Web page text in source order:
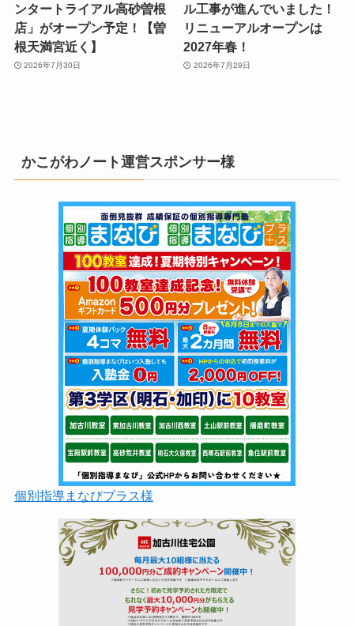
ンタートライアル高砂曽根
店」がオープン予定！【曽
根天満宮近く】
2026年7月30日
ル工事が進んでいました！
リニューアルオープンは
2027年春！
2026年7月29日
かこがわノート運営スポンサー様
個別指導まなびプラス様